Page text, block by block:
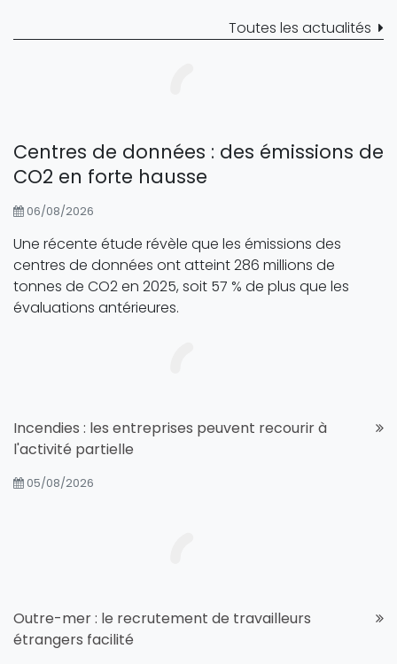
Toutes les actualités
Centres de données : des émissions de
CO2 en forte hausse
06/08/2026
Une récente étude révèle que les émissions des
centres de données ont atteint 286 millions de
tonnes de CO2 en 2025, soit 57 % de plus que les
évaluations antérieures.
Incendies : les entreprises peuvent recourir à
l'activité partielle
05/08/2026
Outre-mer : le recrutement de travailleurs
étrangers facilité